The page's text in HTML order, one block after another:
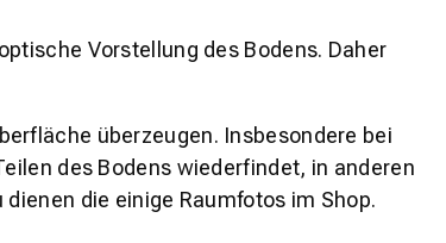
Vorstellung des Bodens. Daher
überzeugen. Insbesondere bei
des Bodens wiederfindet, in anderen
die einige Raumfotos im Shop.